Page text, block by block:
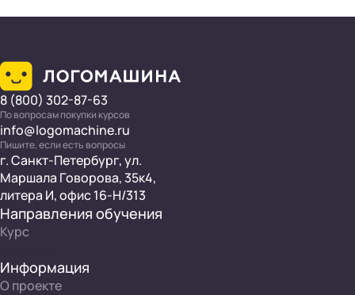
8 (800) 302-87-63
По вопросам покупки курсов
info@logomachine.ru
Пишите, если есть вопросы
г. Санкт-Петербург, ул.
Маршала Говорова, 35к4,
литера И, офис 16-Н/313
Направления обучения
Курс
Информация
О проекте